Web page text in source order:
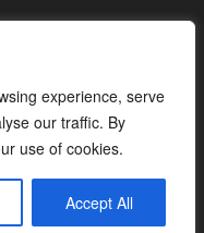
experience, serve
our traffic. By
use of cookies.
Accept All
Wissen